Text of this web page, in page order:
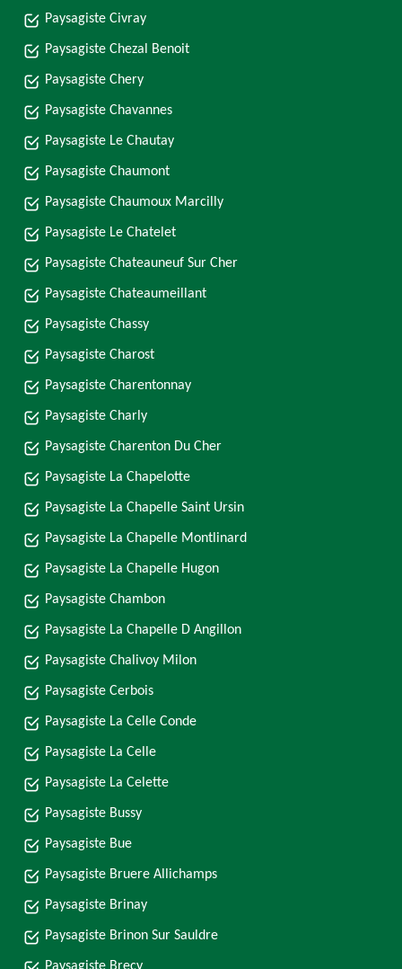
Paysagiste Civray
Paysagiste Chezal Benoit
Paysagiste Chery
Paysagiste Chavannes
Paysagiste Le Chautay
Paysagiste Chaumont
Paysagiste Chaumoux Marcilly
Paysagiste Le Chatelet
Paysagiste Chateauneuf Sur Cher
Paysagiste Chateaumeillant
Paysagiste Chassy
Paysagiste Charost
Paysagiste Charentonnay
Paysagiste Charly
Paysagiste Charenton Du Cher
Paysagiste La Chapelotte
Paysagiste La Chapelle Saint Ursin
Paysagiste La Chapelle Montlinard
Paysagiste La Chapelle Hugon
Paysagiste Chambon
Paysagiste La Chapelle D Angillon
Paysagiste Chalivoy Milon
Paysagiste Cerbois
Paysagiste La Celle Conde
Paysagiste La Celle
Paysagiste La Celette
Paysagiste Bussy
Paysagiste Bue
Paysagiste Bruere Allichamps
Paysagiste Brinay
Paysagiste Brinon Sur Sauldre